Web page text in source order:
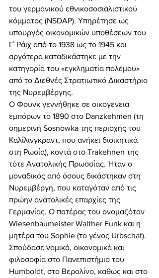
του γερμανικού εθνικοσοσιαλιστικού
κόμματος (NSDAP). Υπηρέτησε ως
υπουργός οικονομικών υποθέσεων του
Γ΄ Ράιχ από το 1938 ως το 1945 και
αργότερα καταδικάστηκε με την
κατηγορία του «εγκληματία πολέμου»
από το Διεθνές Στρατιωτικό Δικαστήριο
της Νυρεμβέργης.
Ο Φουνκ γεννήθηκε σε οικογένεια
εμπόρων το 1890 στο Danzkehmen (τη
σημερινή Sosnowka της περιοχής του
Καλίλινγκραντ, που ανήκει διοικητικά
στη Ρωσία), κοντά στο Trakehnen της
τότε Ανατολικής Πρωσσίας. Ήταν ο
μοναδικός από όσους δικάστηκαν στη
Νυρεμβέργη, που καταγόταν από τις
πρώην ανατολικές επαρχίες της
Γερμανίας. Ο πατέρας του ονομαζόταν
Wiesenbaumeister Walther Funk και η
μητέρα του Sophie (το γένος Urbschat).
Σπούδασε νομικά, οικονομικά και
φιλοσοφία στο Πανεπιστήμιο του
Humboldt, στο Βερολίνο, καθώς και στο